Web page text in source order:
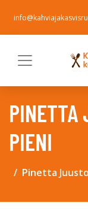
PINETTA
PIENI
Pinetta